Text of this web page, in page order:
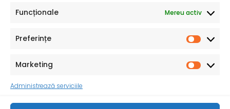
Funcționale Mereu activ
Preferințe
Marketing
Administrează serviciile
Ministerul Sănătății